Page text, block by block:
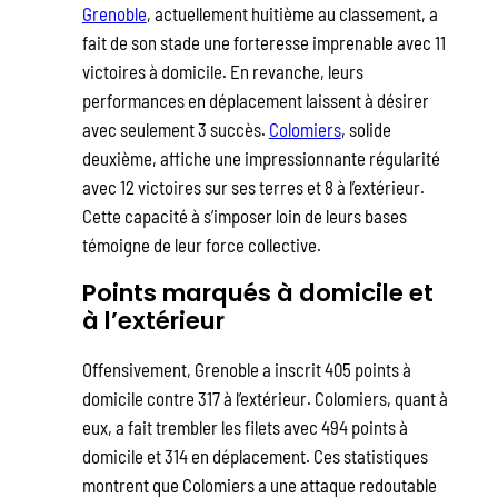
Grenoble, actuellement huitième au classement, a
fait de son stade une forteresse imprenable avec 11
victoires à domicile. En revanche, leurs
performances en déplacement laissent à désirer
avec seulement 3 succès. Colomiers, solide
deuxième, affiche une impressionnante régularité
avec 12 victoires sur ses terres et 8 à l’extérieur.
Cette capacité à s’imposer loin de leurs bases
témoigne de leur force collective.
Points marqués à domicile et
à l’extérieur
Offensivement, Grenoble a inscrit 405 points à
domicile contre 317 à l’extérieur. Colomiers, quant à
eux, a fait trembler les filets avec 494 points à
domicile et 314 en déplacement. Ces statistiques
montrent que Colomiers a une attaque redoutable